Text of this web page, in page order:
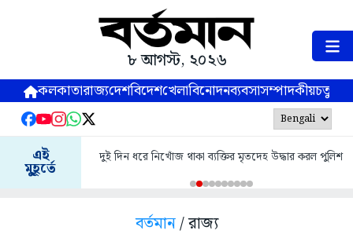
৮ আগস্ট, ২০২৬
কলকাতারাজ্যদেশবিদেশখেলাবিনোদনব্যবসাসম্পাদকীয়
এই
মুহূর্তে
দুই দিন ধরে নিখোঁজ থাকা ব্যক্তির মৃতদেহ উদ্ধার করল পুলিশ
বর্তমান/ রাজ্য